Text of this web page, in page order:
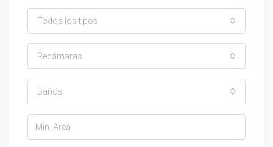
Todos los tipos
Recámaras
Baños